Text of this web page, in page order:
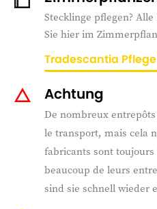
Stecklinge pflegen?
Sie hier im
Tradescantia
Achtung
De nombreux
le transport, mais cela
fabricants sont
beaucoup de leurs
sind sie schnell wieder